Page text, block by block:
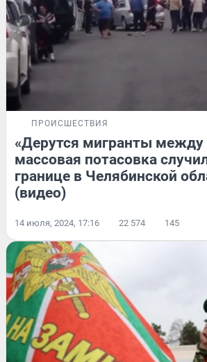
ПРОИСШЕСТВИЯ
«Дерутся мигранты между
массовая потасовка
границе в Челябинской
(видео)
14 июля, 2024, 17:16 22 574 145